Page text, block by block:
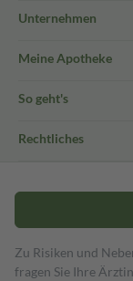
Unternehmen
Meine Apotheke
So geht's
Rechtliches
Zu Risiken und
fragen Sie Ihre